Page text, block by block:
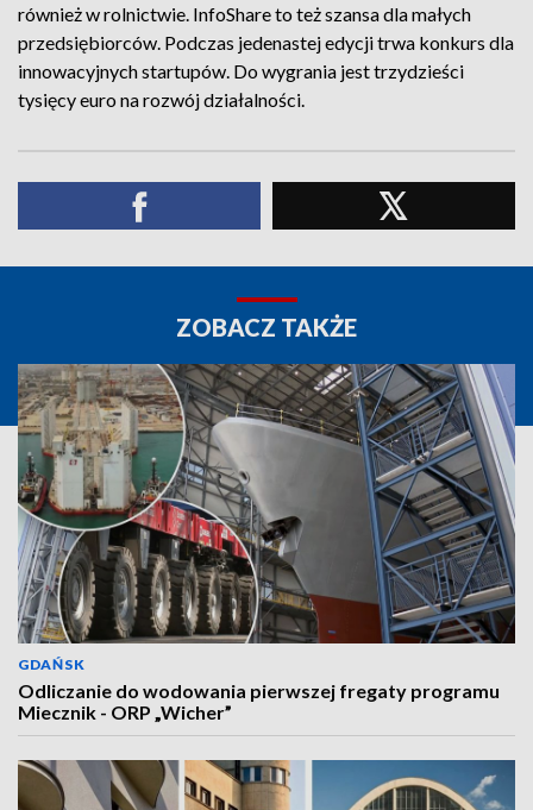
również w rolnictwie. InfoShare to też szansa dla małych
przedsiębiorców. Podczas jedenastej edycji trwa konkurs dla
innowacyjnych startupów. Do wygrania jest trzydzieści
tysięcy euro na rozwój działalności.
ZOBACZ TAKŻE
GDAŃSK
Odliczanie do wodowania pierwszej fregaty programu
Miecznik - ORP „Wicher”